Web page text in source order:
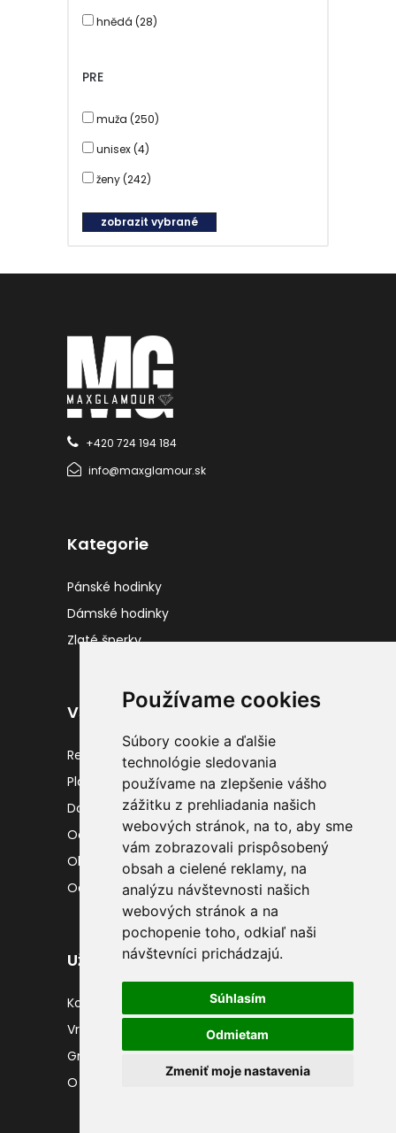
Používame cookies
Súbory cookie a ďalšie
technológie sledovania
používame na zlepšenie vášho
zážitku z prehliadania našich
webových stránok, na to, aby sme
vám zobrazovali prispôsobený
obsah a cielené reklamy, na
analýzu návštevnosti našich
webových stránok a na
pochopenie toho, odkiaľ naši
návštevníci prichádzajú.
Súhlasím
Odmietam
Zmeniť moje nastavenia
hnědá (28)
oranžová (2)
ružová (12)
ružové zlato (55)
strieborná (197)
zlatá (81)
PRE
muža (250)
unisex (4)
ženy (242)
zobrazit vybrané
+420 724 194 184
info@maxglamour.sk
Kategorie
Pánské hodinky
Dámské hodinky
Zlaté šperky
Všetko o nákupe
Reklamačný poriadok
Platobné podmienky
Dopravné podmienky
Ochrana osobných údajov
Obchodné podmienky
Odstúpiť od kúpnej zmluvy
Užitočné odkazy
Kontakty
Vrátenie tovaru
Gravírovanie
O nás